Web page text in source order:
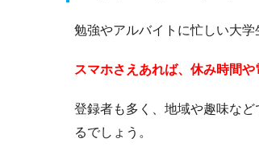
勉強やアルバイトに忙しい大学
スマホさえあれば、休み時間
登録者も多く、地域や趣味な
るでしょう。